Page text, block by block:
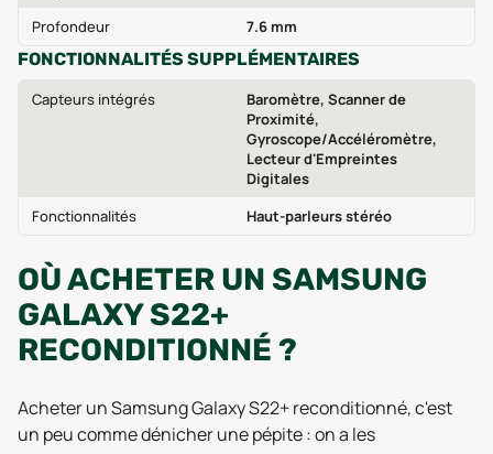
Profondeur
7.6 mm
FONCTIONNALITÉS SUPPLÉMENTAIRES
Capteurs intégrés
Baromètre, Scanner de
Proximité,
Gyroscope/Accéléromètre,
Lecteur d'Empreintes
Digitales
Fonctionnalités
Haut-parleurs stéréo
OÙ ACHETER UN SAMSUNG
GALAXY S22+
RECONDITIONNÉ ?
Acheter un Samsung Galaxy S22+ reconditionné, c'est
un peu comme dénicher une pépite : on a les